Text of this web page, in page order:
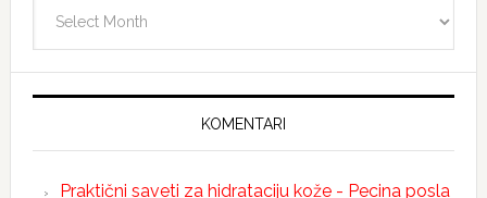
KOMENTARI
Praktični saveti za hidrataciju kože - Pecina posla